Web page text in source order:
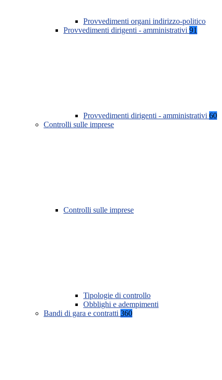
Provvedimenti organi indirizzo-politico
Provvedimenti dirigenti - amministrativi 91
Provvedimenti dirigenti - amministrativi 60
Controlli sulle imprese
Controlli sulle imprese
Tipologie di controllo
Obblighi e adempimenti
Bandi di gara e contratti 360